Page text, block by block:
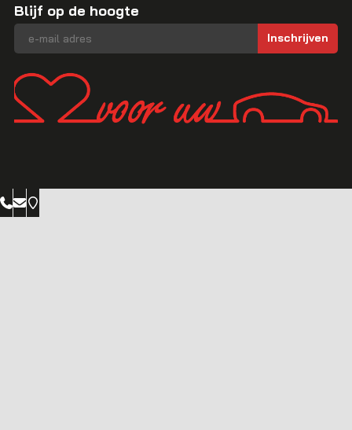
Blijf op de hoogte
E-mailadres